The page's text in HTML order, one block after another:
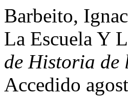
Barbeito,
La Escuela Y
de Historia de
Accedido